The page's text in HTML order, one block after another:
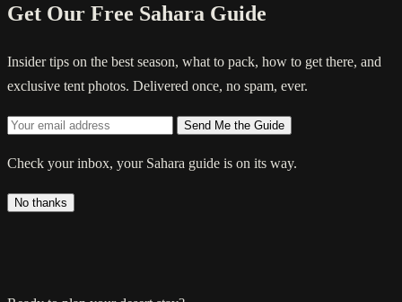
Get Our Free Sahara Guide
Insider tips on the best season, what to pack, how to get there, and
exclusive tent photos. Delivered once, no spam, ever.
Send Me the Guide
Check your inbox, your Sahara guide is on its way.
No thanks